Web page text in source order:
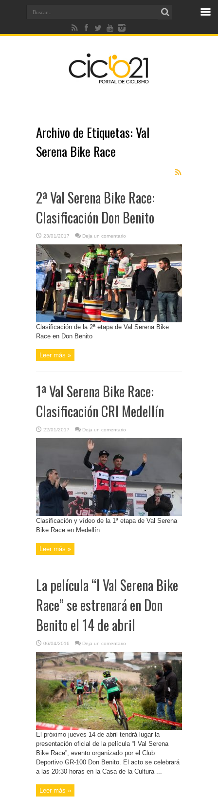
Archivo de Etiquetas:Val
Serena Bike Race
2ª Val Serena Bike Race:
Clasificación Don Benito
23/01/2017 Deja un comentario
Clasificación de la 2ª etapa de Val Serena Bike
Race en Don Benito
Leer más »
1ª Val Serena Bike Race:
Clasificación CRI Medellín
22/01/2017 Deja un comentario
Clasificación y vídeo de la 1ª etapa de Val Serena
Bike Race en Medellín
Leer más »
La película “I Val Serena Bike
Race” se estrenará en Don
Benito el 14 de abril
06/04/2016 Deja un comentario
El próximo jueves 14 de abril tendrá lugar la
presentación oficial de la película “I Val Serena
Bike Race”, evento organizado por el Club
Deportivo GR-100 Don Benito. El acto se celebrará
a las 20:30 horas en la Casa de la Cultura ...
Leer más »